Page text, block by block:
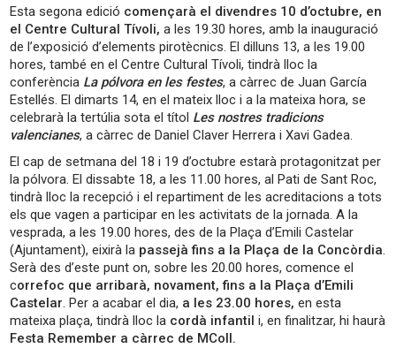
Esta segona edició començarà el divendres 10 d’octubre, en
el Centre Cultural Tívoli, a les 19.30 hores, amb la inauguració
de l’exposició d’elements pirotècnics. El dilluns 13, a les 19.00
hores, també en el Centre Cultural Tívoli, tindrà lloc la
conferència La pólvora en les festes, a càrrec de Juan García
Estellés. El dimarts 14, en el mateix lloc i a la mateixa hora, se
celebrarà la tertúlia sota el títol Les nostres tradicions
valencianes, a càrrec de Daniel Claver Herrera i Xavi Gadea.
El cap de setmana del 18 i 19 d’octubre estarà protagonitzat per
la pólvora. El dissabte 18, a les 11.00 hores, al Pati de Sant Roc,
tindrà lloc la recepció i el repartiment de les acreditacions a tots
els que vagen a participar en les activitats de la jornada. A la
vesprada, a les 19.00 hores, des de la Plaça d’Emili Castelar
(Ajuntament), eixirà la passejà fins a la Plaça de la Concòrdia.
Serà des d’este punt on, sobre les 20.00 hores, comence el
correfoc que arribarà, novament, fins a la Plaça d’Emili
Castelar. Per a acabar el dia, a les 23.00 hores, en esta
mateixa plaça, tindrà lloc la cordà infantil i, en finalitzar, hi haurà
Festa Remember a càrrec de MColl.